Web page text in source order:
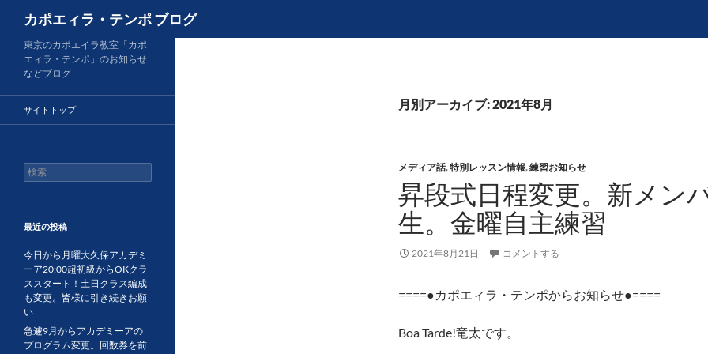
ツ
カポエィラ・テンポ ブログ
月別アーカイブ: 2021年8月
メディア話,特別レッスン情報,練習お知らせ
昇段式日程変更。新メン
生。金曜自主練習
2021年8月21日 コメントする
====●カポエィラ・テンポからお知らせ●====
Boa Tarde!竜太です。
東京のカポエイラ教室「カポ
エィラ・テンポ」のお知らせ
などブログ
サイトトップ
検
索:
最近の投稿
今日から月曜大久保アカデミ
ーア20:00超初級からOKクラ
ススタート！土日クラス編成
も変更。皆様に引き続きお願
い
急遽9月からアカデミーアの
プログラム変更。回数券を前